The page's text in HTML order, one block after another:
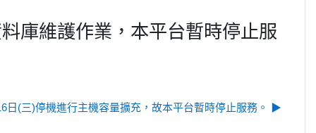
庫維護作業，本平台暫時停止服
日(三)停機進行主機容量擴充，故本平台暫時停止服務。 ▶︎